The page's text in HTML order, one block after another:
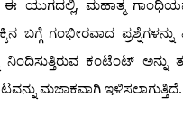
ಈ ಯುಗದಲ್ಲಿ, ಮಹಾತ್ಮ
ಗಂಭೀರವಾದ ಪ್ರಶ್ನೆಗಳನ್ನು
ಕಂಟೆಂಟ್ ಅನ್ನು
ಮಜಾಕವಾಗಿ ಇಳಿಸಲಾಗುತ್ತಿದೆ.